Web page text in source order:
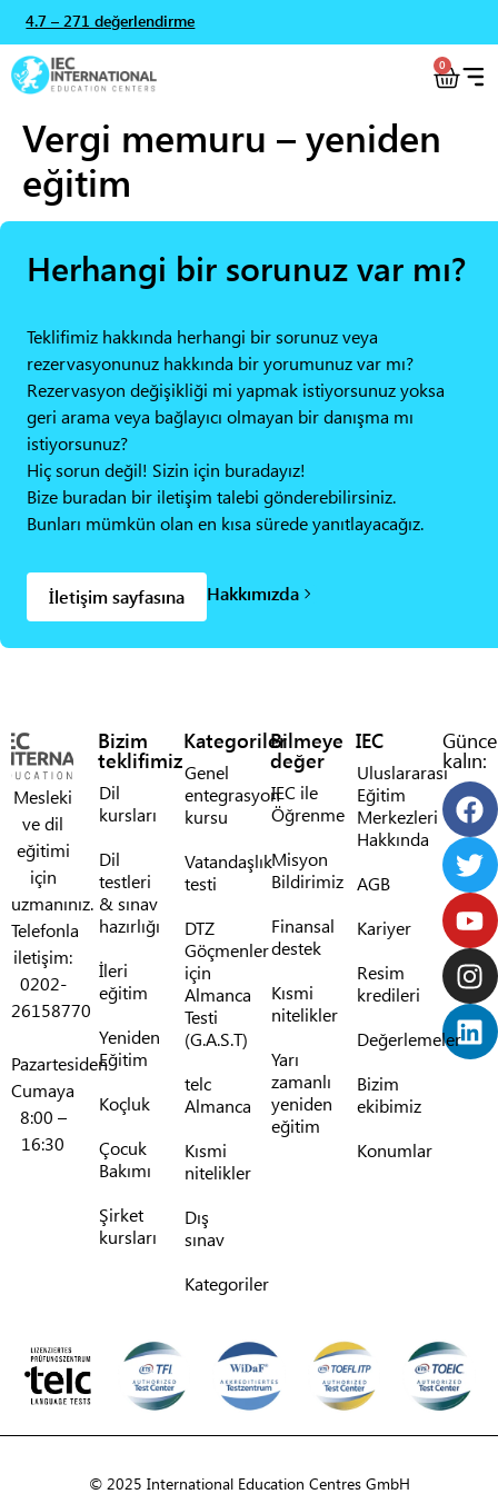
4.7 – 271 değerlendirme
0
Vergi memuru – yeniden
eğitim
Herhangi bir sorunuz var mı?
Teklifimiz hakkında herhangi bir sorunuz veya
rezervasyonunuz hakkında bir yorumunuz var mı?
Rezervasyon değişikliği mi yapmak istiyorsunuz yoksa
geri arama veya bağlayıcı olmayan bir danışma mı
istiyorsunuz?
Hiç sorun değil! Sizin için buradayız!
Bize buradan bir iletişim talebi gönderebilirsiniz.
Bunları mümkün olan en kısa sürede yanıtlayacağız.
İletişim sayfasına Hakkımızda
Mesleki
ve dil
eğitimi
için
uzmanınız.
Telefonla
iletişim:
0202-
26158770
Pazartesiden
Cumaya
8:00 –
16:30
Bizim
teklifimiz
Dil
kursları
Dil
testleri
& sınav
hazırlığı
İleri
eğitim
Yeniden
Eğitim
Koçluk
Çocuk
Bakımı
Şirket
kursları
Kategoriler
Genel
entegrasyon
kursu
Vatandaşlık
testi
DTZ
Göçmenler
için
Almanca
Testi
(G.A.S.T)
telc
Almanca
Kısmi
nitelikler
Dış
sınav
Kategoriler
Bilmeye
değer
IEC ile
Öğrenme
Misyon
Bildirimiz
Finansal
destek
Kısmi
nitelikler
Yarı
zamanlı
yeniden
eğitim
IEC
Uluslararası
Eğitim
Merkezleri
Hakkında
AGB
Kariyer
Resim
kredileri
Değerlemeler
Bizim
ekibimiz
Konumlar
kalın:
© 2025 International Education Centres GmbH